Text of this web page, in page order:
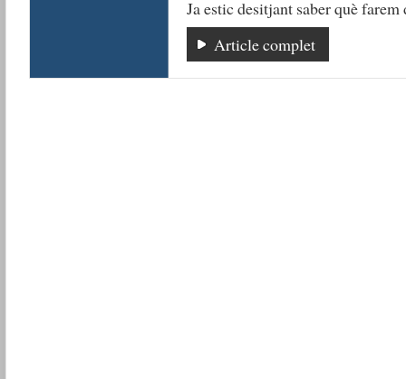
Ja estic desitjant saber què
Article complet